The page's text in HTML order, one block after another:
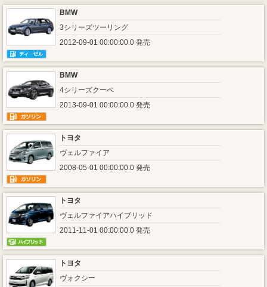
BMW
3シリーズツーリング
2012-09-01 00:00:00.0 発売
BMW
4シリーズクーペ
2013-09-01 00:00:00.0 発売
トヨタ
ヴェルファイア
2008-05-01 00:00:00.0 発売
トヨタ
ヴェルファイアハイブリッド
2011-11-01 00:00:00.0 発売
トヨタ
ヴォクシー